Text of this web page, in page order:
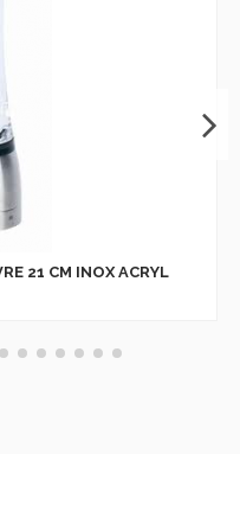
21 CM INOX ACRYL